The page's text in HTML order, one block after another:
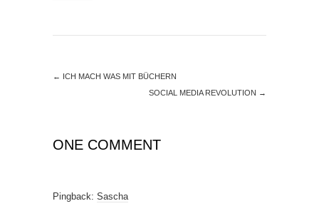
← ICH MACH WAS MIT BÜCHERN
SOCIAL MEDIA REVOLUTION →
ONE COMMENT
Pingback: Sascha